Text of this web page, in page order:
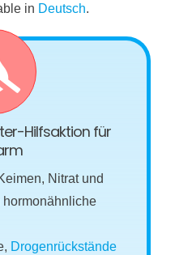
in Deutsch.
Hilfsaktion für
Nitrat und
Drogenrückstände